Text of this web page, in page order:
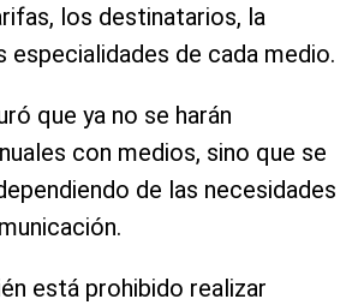
los destinatarios, la
especialidades de cada medio.
que ya no se harán
con medios, sino que se
de las necesidades
está prohibido realizar